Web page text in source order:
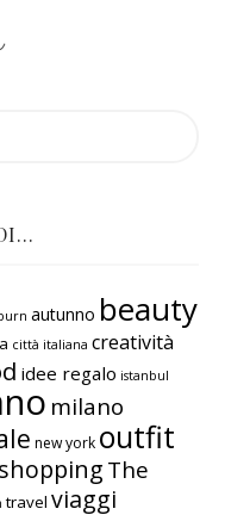
autunno beauty
città italiana creatività
idee regalo istanbul
milano
new york outfit
shoppingThe
travel viaggi